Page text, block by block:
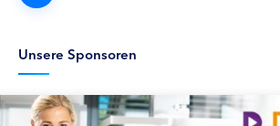
Unsere Sponsoren